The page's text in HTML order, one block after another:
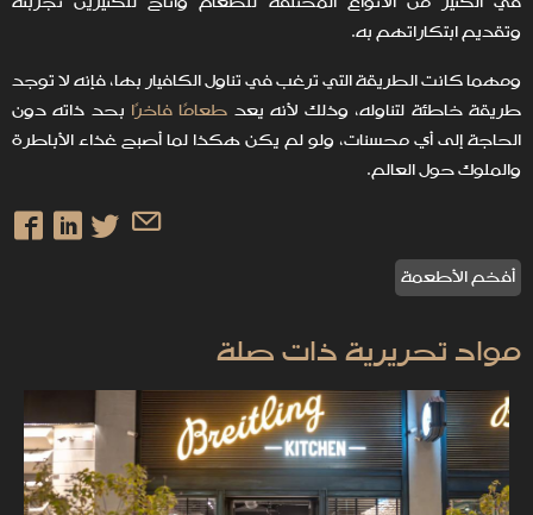
وتقديم ابتكاراتهم به.
ومهما كانت الطريقة التي ترغب في تناول الكافيار بها، فإنه لا توجد
طريقة خاطئة لتناوله، وذلك لأنه يعد طعامًا فاخرًا بحد ذاته دون
الحاجة إلى أي محسنات، ولو لم يكن هكذا لما أصبح غذاء الأباطرة
والملوك حول العالم.
أفخم الأطعمة
مواد تحريرية ذات صلة